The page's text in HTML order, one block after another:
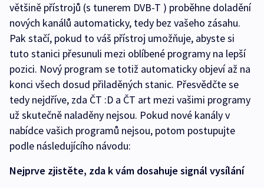
většině přístrojů (s tunerem DVB-T ) proběhne doladění
nových kanálů automaticky, tedy bez vašeho zásahu.
Pak stačí, pokud to váš přístroj umožňuje, abyste si
tuto stanici přesunuli mezi oblíbené programy na lepší
pozici. Nový program se totiž automaticky objeví až na
konci všech dosud přiladěných stanic. Přesvědčte se
tedy nejdříve, zda ČT :D a ČT art mezi vašimi programy
už skutečně naladěny nejsou. Pokud nové kanály v
nabídce vašich programů nejsou, potom postupujte
podle následujícího návodu:
Nejprve zjistěte, zda k vám dosahuje signál vysílání